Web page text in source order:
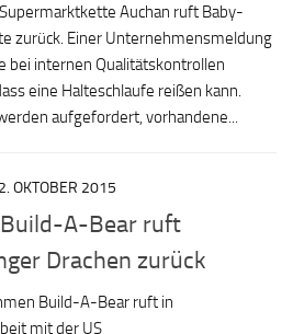
Auchan ruft Baby-
zurück. Einer Unternehmensmeldung
bei internen Qualitätskontrollen
eine Halteschlaufe reißen kann.
aufgefordert, vorhandene...
OKTOBER 2015
A-Bear ruft
Drachen zurück
Build-A-Bear ruft in
mit der US